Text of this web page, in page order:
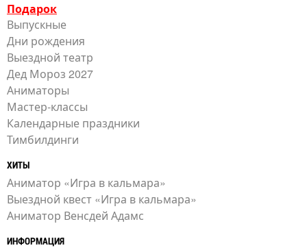
Подарок
Выпускные
Дни рождения
Выездной театр
Дед Мороз 2027
Аниматоры
Мастер-классы
Календарные праздники
Тимбилдинги
ХИТЫ
Аниматор «Игра в кальмара»
Выездной квест «Игра в кальмара»
Аниматор Венсдей Адамс
ИНФОРМАЦИЯ